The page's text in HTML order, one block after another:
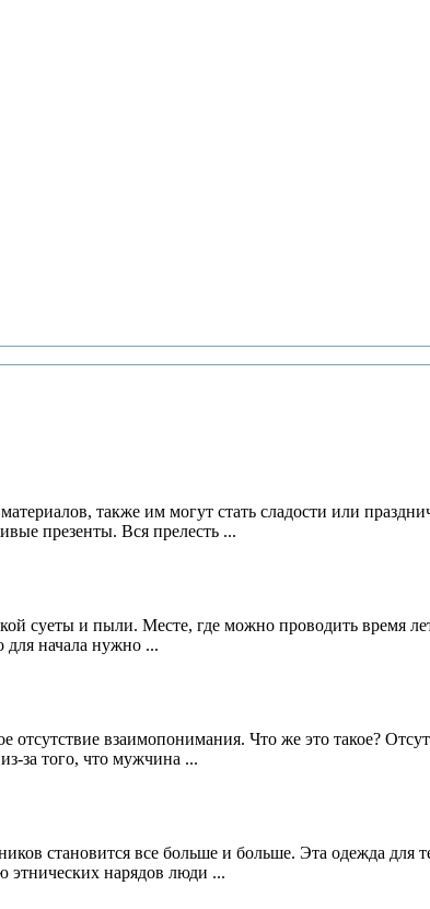
также им могут стать сладости или
презенты. Вся прелесть ...
суеты и пыли. Месте, где можно проводить время
для начала нужно ...
взаимопонимания. Что же это такое?
за того, что мужчина ...
становится все больше и больше. Эта одежда для
этнических нарядов люди ...